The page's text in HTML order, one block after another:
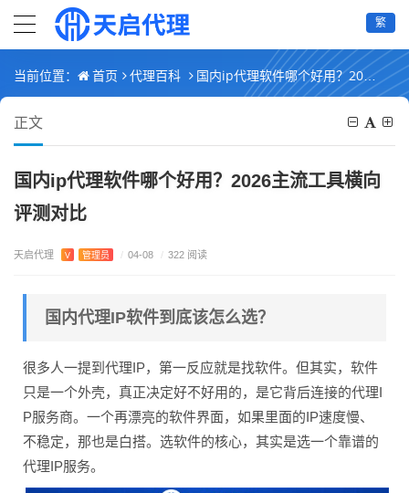
繁
当前位置： 首页 代理百科 国内ip代理软件哪个好用？2026主流工具横向评测对比
正文
国内ip代理软件哪个好用？2026主流工具横向
评测对比
天启代理 V 管理员 / 04-08 / 322 阅读
国内代理IP软件到底该怎么选？
很多人一提到代理IP，第一反应就是找软件。但其实，软件
只是一个外壳，真正决定好不好用的，是它背后连接的代理I
P服务商。一个再漂亮的软件界面，如果里面的IP速度慢、
不稳定，那也是白搭。选软件的核心，其实是选一个靠谱的
代理IP服务。